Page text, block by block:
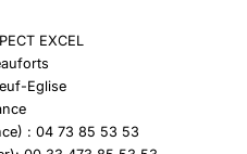
EXCEL
Eglise
: 04 73 85 53 53